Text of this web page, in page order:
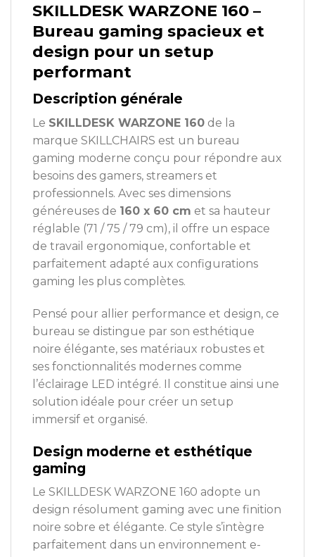
SKILLDESK WARZONE 160 –
Bureau gaming spacieux et
design pour un setup
performant
Description générale
Le SKILLDESK WARZONE 160 de la
marque SKILLCHAIRS est un bureau
gaming moderne conçu pour répondre aux
besoins des gamers, streamers et
professionnels. Avec ses dimensions
généreuses de 160 x 60 cm et sa hauteur
réglable (71 / 75 / 79 cm), il offre un espace
de travail ergonomique, confortable et
parfaitement adapté aux configurations
gaming les plus complètes.
Pensé pour allier performance et design, ce
bureau se distingue par son esthétique
noire élégante, ses matériaux robustes et
ses fonctionnalités modernes comme
l’éclairage LED intégré. Il constitue ainsi une
solution idéale pour créer un setup
immersif et organisé.
Design moderne et esthétique
gaming
Le SKILLDESK WARZONE 160 adopte un
design résolument gaming avec une finition
noire sobre et élégante. Ce style s’intègre
parfaitement dans un environnement e-